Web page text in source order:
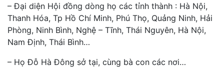
– Đại diện Hội đồng dòng họ các tỉnh thành : Hà Nội,
Thanh Hóa, Tp Hồ Chí Minh, Phú Thọ, Quảng Ninh, Hải
Phòng, Ninh Bình, Nghệ – Tĩnh, Thái Nguyên, Hà Nội,
Nam Định, Thái Bình…
– Họ Đỗ Hà Đông sở tại, cùng bà con các nơi…